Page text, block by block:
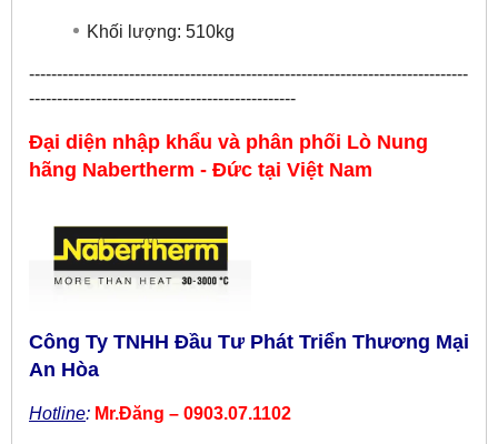
Khối lượng: 510kg
-------------------------------------------------------------------------------
------------------------------------------------
Đại diện nhập khẩu và phân phối Lò Nung
hãng Nabertherm - Đức tại Việt Nam
Công Ty TNHH Đầu Tư Phát Triển Thương Mại
An Hòa
Hotline: Mr.Đăng – 0903.07.1102